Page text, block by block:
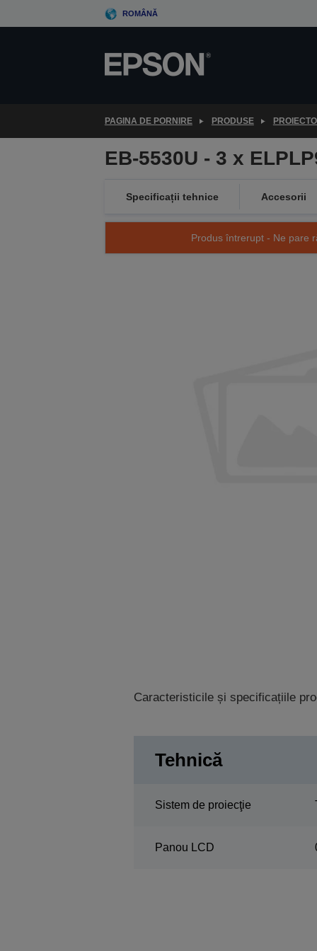
to
ROMÂNĂ
PAGINA DE PORNIRE PRODUSE
EB-5530U - 3 x
Specificații tehnice Accesorii
Produs întrerupt - Ne pare
Caracteristicile și specificațiile
Tehnică
Sistem de proiecţie
Panou LCD